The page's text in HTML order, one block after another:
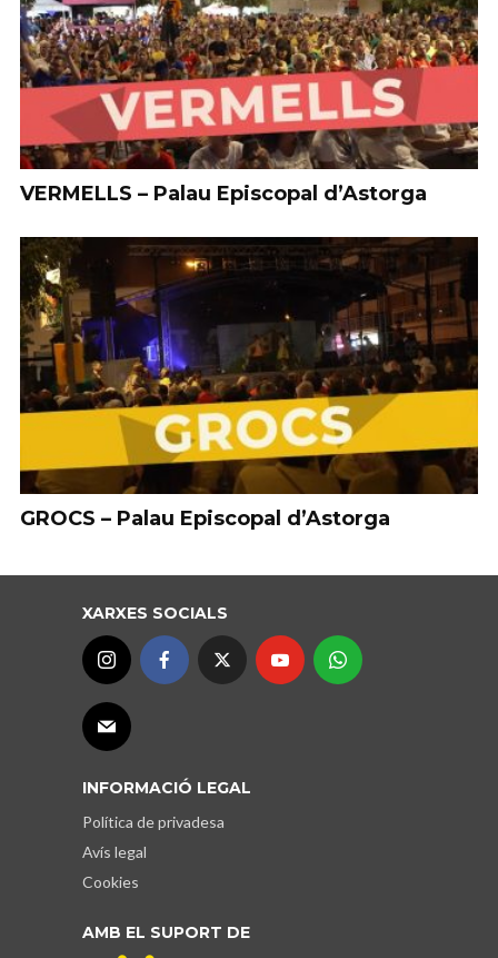
VERMELLS – Palau Episcopal d’Astorga
GROCS – Palau Episcopal d’Astorga
XARXES SOCIALS
INFORMACIÓ LEGAL
Política de privadesa
Avís legal
Cookies
AMB EL SUPORT DE